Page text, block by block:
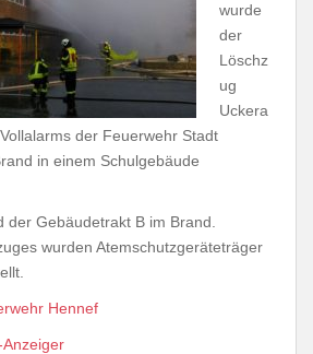
wurde
der
Löschz
ug
Uckera
der Feuerwehr Stadt
in einem Schulgebäude
der Gebäudetrakt B im Brand.
wurden Atemschutzgeräteträger
Hennef